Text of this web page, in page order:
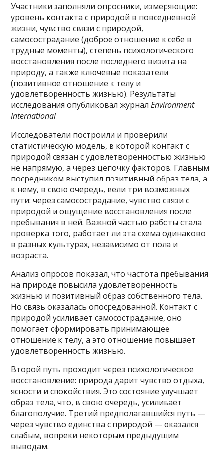
Участники заполняли опросники, измеряющие:
уровень контакта с природой в повседневной
жизни, чувство связи с природой,
самосострадание (доброе отношение к себе в
трудные моменты), степень психологического
восстановления после последнего визита на
природу, а также ключевые показатели
(позитивное отношение к телу и
удовлетворенность жизнью). Результаты
исследования опубликовал журналEnvironment
International.
Исследователи построили и проверили
статистическую модель, в которой контакт с
природой связан с удовлетворенностью жизнью
не напрямую, а через цепочку факторов. Главным
посредником выступил позитивный образ тела, а
к нему, в свою очередь, вели три возможных
пути: через самосострадание, чувство связи с
природой и ощущение восстановления после
пребывания в ней. Важной частью работы стала
проверка того, работает ли эта схема одинаково
в разных культурах, независимо от пола и
возраста.
Анализ опросов показал, что частота пребывания
на природе повысила удовлетворенность
жизнью и позитивный образ собственного тела.
Но связь оказалась опосредованной. Контакт с
природой усиливает самосострадание, оно
помогает сформировать принимающее
отношение к телу, а это отношение повышает
удовлетворенность жизнью.
Второй путь проходит через психологическое
восстановление: природа дарит чувство отдыха,
ясности и спокойствия. Это состояние улучшает
образ тела, что, в свою очередь, усиливает
благополучие. Третий предполагавшийся путь —
через чувство единства с природой — оказался
слабым, вопреки некоторым предыдущим
выводам.